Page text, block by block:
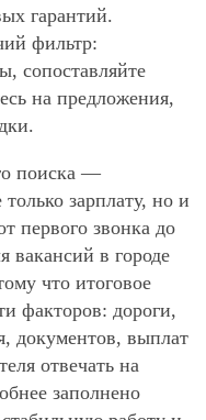
гарантий.
фильтр:
сопоставляйте
на предложения,
поиска —
зарплату, но и
первого звонка до
вакансий в городе
что итоговое
факторов: дороги,
документов, выплат
отвечать на
заполнено